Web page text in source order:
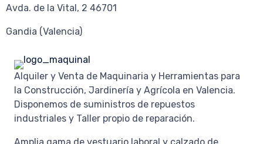
Avda. de la Vital, 2 46701
Gandia (Valencia)
Alquiler y Venta de Maquinaria y Herramientas para
la Construcción, Jardinería y Agrícola en Valencia.
Disponemos de suministros de repuestos
industriales y Taller propio de reparación.